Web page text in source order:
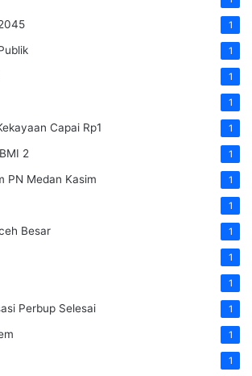
1
1
1
1
Capai Rp1 1
2 1
PN Medan Kasim 1
1
Besar 1
1
1
Perbup Selesai 1
1
1